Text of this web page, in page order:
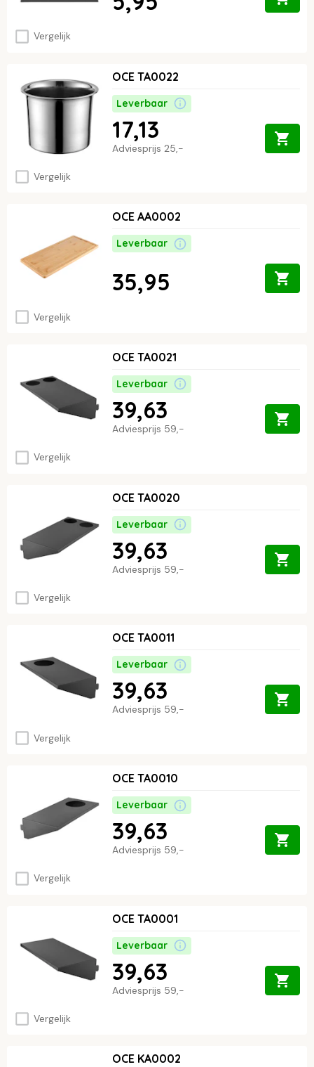
Vergelijk
Vergelijk
OCE TA0022
Leverbaar
Adviesprijs 25,-
17,13
Vergelijk
OCE AA0002
Leverbaar
35,95
Vergelijk
OCE TA0021
Leverbaar
Adviesprijs 59,-
39,63
Vergelijk
OCE TA0020
Leverbaar
Adviesprijs 59,-
39,63
Vergelijk
OCE TA0011
Leverbaar
Adviesprijs 59,-
39,63
Vergelijk
OCE TA0010
Leverbaar
Adviesprijs 59,-
39,63
Vergelijk
OCE TA0001
Leverbaar
Adviesprijs 59,-
39,63
OCE KA0002